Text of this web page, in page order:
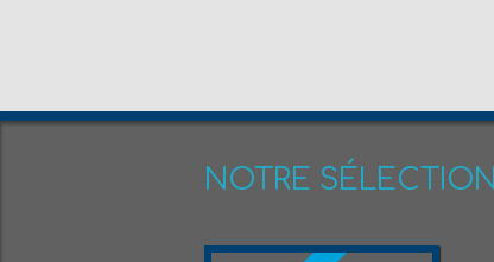
NOTRE SÉLECTION